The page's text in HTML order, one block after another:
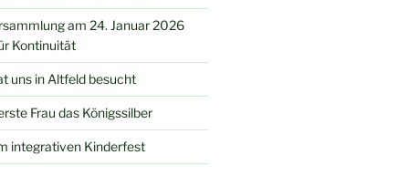
am 24. Januar 2026
Kontinuität
uns in Altfeld besucht
Frau das Königssilber
integrativen Kinderfest